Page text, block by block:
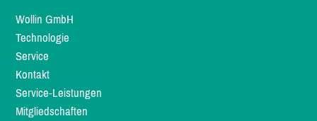
Wollin GmbH
Technologie
Service
Kontakt
Service-Leistungen
Mitgliedschaften